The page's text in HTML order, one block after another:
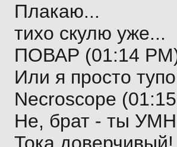
Плакаю...
тихо скулю уже...
ПОВАР (01:14
Или я просто
Necroscope
Не, брат - ты